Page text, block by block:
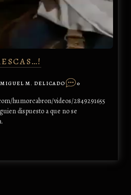
MIGUEL M. DELICADO 0
humorcabron/videos/2849291655
dispuesto a que no se